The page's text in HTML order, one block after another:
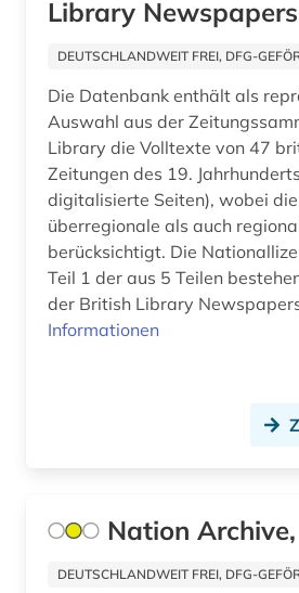
jiddistik (1)
judaistik (4)
juden (1)
judentum (4)
justizvollzugsanstalt (1)
kambodscha (1)
kanada (5)
katholische kirche (2)
Library Newspapers
DEUTSCHLANDWEIT FREI, DFG-
Die Datenbank enthält als
Auswahl aus der
Library die Volltexte von 47
Zeitungen des 19.
digitalisierte Seiten), wobei
überregionale als auch
berücksichtigt. Die
Teil 1 der aus 5 Teilen
der British Library
Informationen
Nation
DEUTSCHLANDWEIT FREI, DFG-